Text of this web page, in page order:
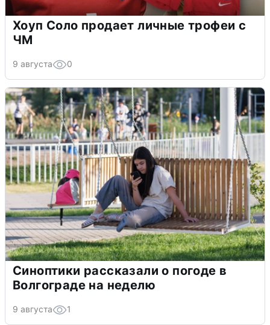
Хоуп Соло продает личные трофеи с
ЧМ
9 августа 0
Синоптики рассказали о погоде в
Волгограде на неделю
9 августа 1